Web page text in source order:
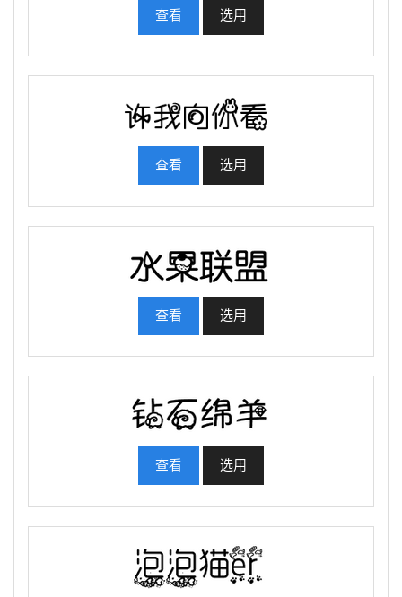
查看 选用
查看 选用
查看 选用
查看 选用